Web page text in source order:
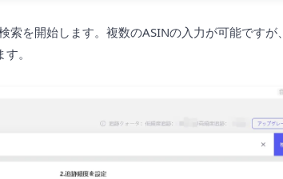
を開始します。複数のASINの入力が可能ですが、
。